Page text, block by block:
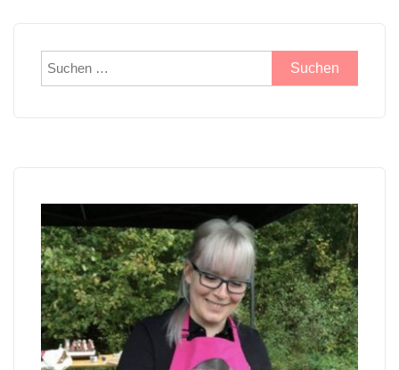
Suchen
nach: